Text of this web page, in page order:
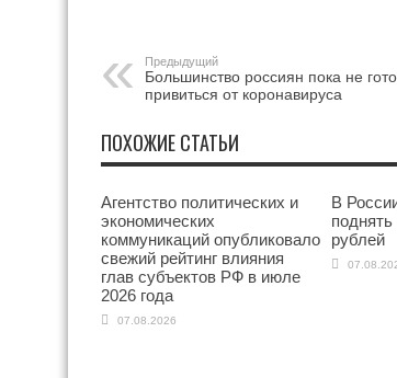
Предыдущий
Большинство россиян пока не
привиться от коронавируса
ПОХОЖИЕ СТАТЬИ
Агентство политических и
экономических
коммуникаций опубликовало
свежий рейтинг влияния
глав субъектов РФ в июле
2026 года
07.08.2026
В
рублей